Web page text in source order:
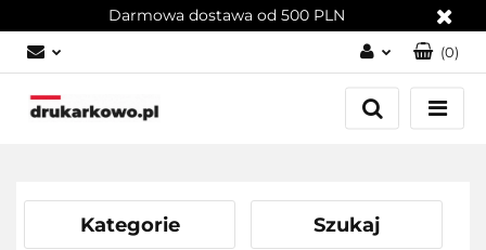
Darmowa dostawa od 500 PLN
Zaloguj się
Załóż konto
(0)
Kategorie Szukaj